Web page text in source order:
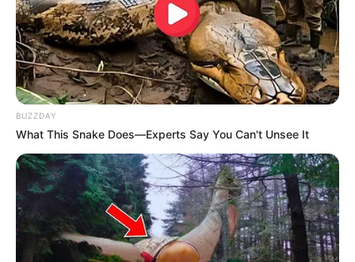
Paris Normandie : 5 – 2 – 7 – 4 – 1 – 9 – 3 – 8
Paris Turf : 2 – 7 – 5 – 9 – 8 – 1 – 3 – 4
République des Pyrénées : 4 – 9 – 5 – 8 – 7 – 2 – 1 – 3
Spécial-Dernière : 5 – 8 – 6 – 7 – 9 – 4 – 2 – 1
Tiercé-Magazine : 1 – 5 – 8 – 9 – 2 – 3 – 6 – 7
Turfomania M : 5 – 3 – 7 – 6 – 9 – 4 – 2 – 1
Week-End : 5 – 8 – 9 – 7 – 2 – 10 – 1 – 6
ZEturf : 6 – 5 – 2 – 7 – 1 – 8 – 3 –
BUZZDAY
What This Snake Does—Experts Say You Can't Unsee It